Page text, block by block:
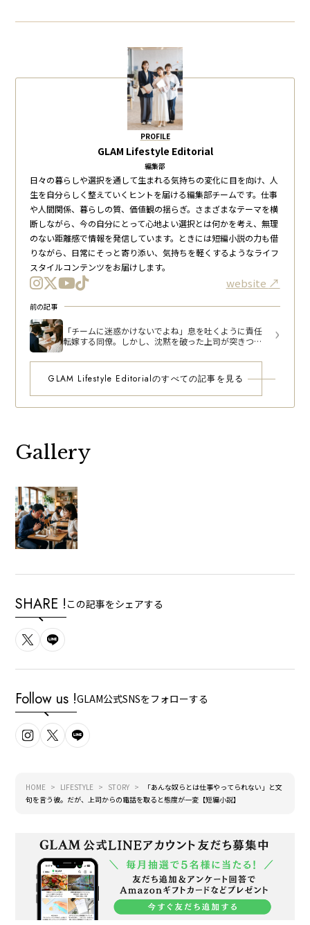
PROFILE
GLAM Lifestyle Editorial
編集部
日々の暮らしや選択を通して生まれる気持ちの変化に目を向け、人
生を自分らしく整えていくヒントを届ける編集部チームです。仕事
や人間関係、暮らしの質、価値観の揺らぎ。さまざまなテーマを横
断しながら、今の自分にとって心地よい選択とは何かを考え、無理
のない距離感で情報を発信しています。ときには短編小説の力も借
りながら、日常にそっと寄り添い、気持ちを軽くするようなライフ
スタイルコンテンツをお届けします。
website
前の記事
「チームに迷惑かけないでよね」息を吐くように責任
転嫁する同僚。しかし、沈黙を破った上司が突きつけ
GLAM Lifestyle Editorialのすべての記事を見る
Gallery
SHARE ! この記事をシェアする
Follow us !GLAM公式SNSをフォローする
HOME LIFESTYLE STORY
「あんな奴らとは仕事やってられない」と文
句を言う彼。だが、上司からの電話を取ると態度が一変【短編小説】